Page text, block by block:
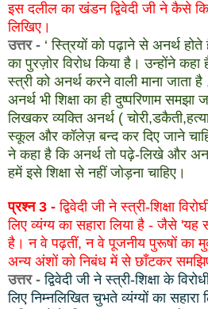
इस दलील का खंडन द्विवेदी जी ने कैसे
लिखिए।
उत्तर - ‘ स्त्रियों को पढ़ाने से अनर्थ
का पुरज़ोर विरोध किया है। उन्होंने
स्त्री को अनर्थ करने वाली माना जाता है
अनर्थ भी शिक्षा का ही दुष्परिणाम समझा
लिखकर व्यक्ति अनर्थ (
स्कूल और कॉलेज़ बन्द कर दिए जाने
ने कहा है कि अनर्थ तो पढ़े-लिखे और
हमें इसे शिक्षा से नहीं जोड़ना चाहिए।
प्रश्न 3 - द्विवेदी जी ने स्त्री-शिक्षा
लिए व्यंग्य का सहारा लिया है - जैसे 'यह
है। न वे पढ़तीं, न वे पूजनीय पुरूषों का
अन्य अंशों को निबंध में से छाँटकर
उत्तर - द्विवेदी जी ने स्त्री-शिक्षा के
लिए निम्नलिखित चुभते व्यंग्यों का सहारा